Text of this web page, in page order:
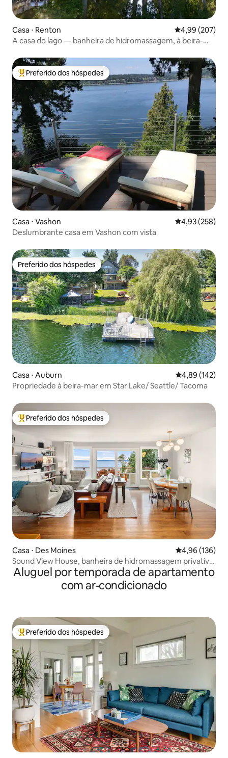
Casa ⋅ Renton 4,99 de uma
4,99 (207)
A casa do lago — banheira de hidromassagem, à beira-
Entre os melhores preferidos dos hóspedes
Preferido dos hóspedes
Casa ⋅ Vashon 4,93 de uma
4,93 (258)
Deslumbrante casa em Vashon com vista
Preferido dos hóspedes
Preferido dos hóspedes
Casa ⋅ Auburn 4,89 de uma
4,89 (142)
Propriedade à beira-mar em Star Lake/ Seattle/ Tacoma
Entre os melhores preferidos dos hóspedes
Preferido dos hóspedes
Casa ⋅ Des Moines 4,96 de uma
4,96 (136)
Sound View House, banheira de hidromassagem privativa,
vista para a água
Aluguel por temporada de apartamento
com ar-condicionado
Entre os melhores preferidos dos hóspedes
Preferido dos hóspedes